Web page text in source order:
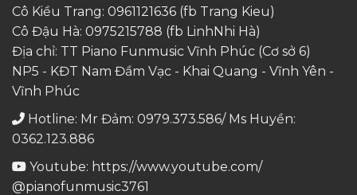
Cô Kiều Trang: 0961121636 (fb Trang Kieu)
Cô Đậu Hà: 0975215788 (fb LinhNhi Hà)
Địa chỉ: TT Piano Funmusic Vĩnh Phúc (Cơ sở 6)
NP5 - KĐT Nam Đầm Vạc - Khai Quang - Vĩnh Yên -
Vĩnh Phúc
Hotline: Mr Đảm: 0979.373.586/ Ms Huyền:
0362.123.886
Youtube: https://www.youtube.com/
@pianofunmusic3761